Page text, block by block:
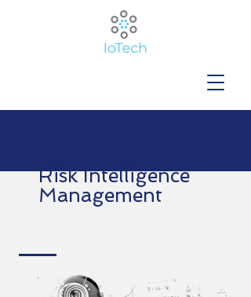
Risk Intelligence
Management